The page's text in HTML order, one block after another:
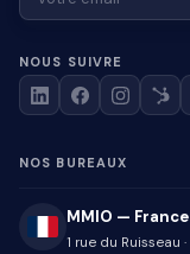
NOUS SUIVRE
NOS BUREAUX
MMIO — France
1 rue du Ruisseau ·